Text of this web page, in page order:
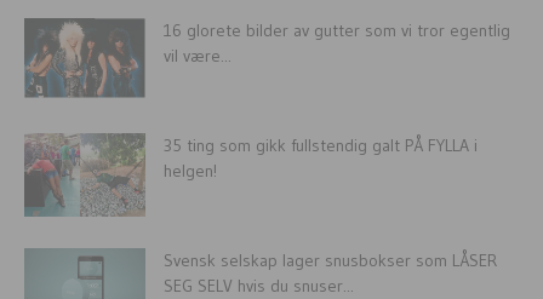
16 glorete bilder av gutter som vi tror egentlig
vil være...
35 ting som gikk fullstendig galt PÅ FYLLA i
helgen!
Svensk selskap lager snusbokser som LÅSER
SEG SELV hvis du snuser...